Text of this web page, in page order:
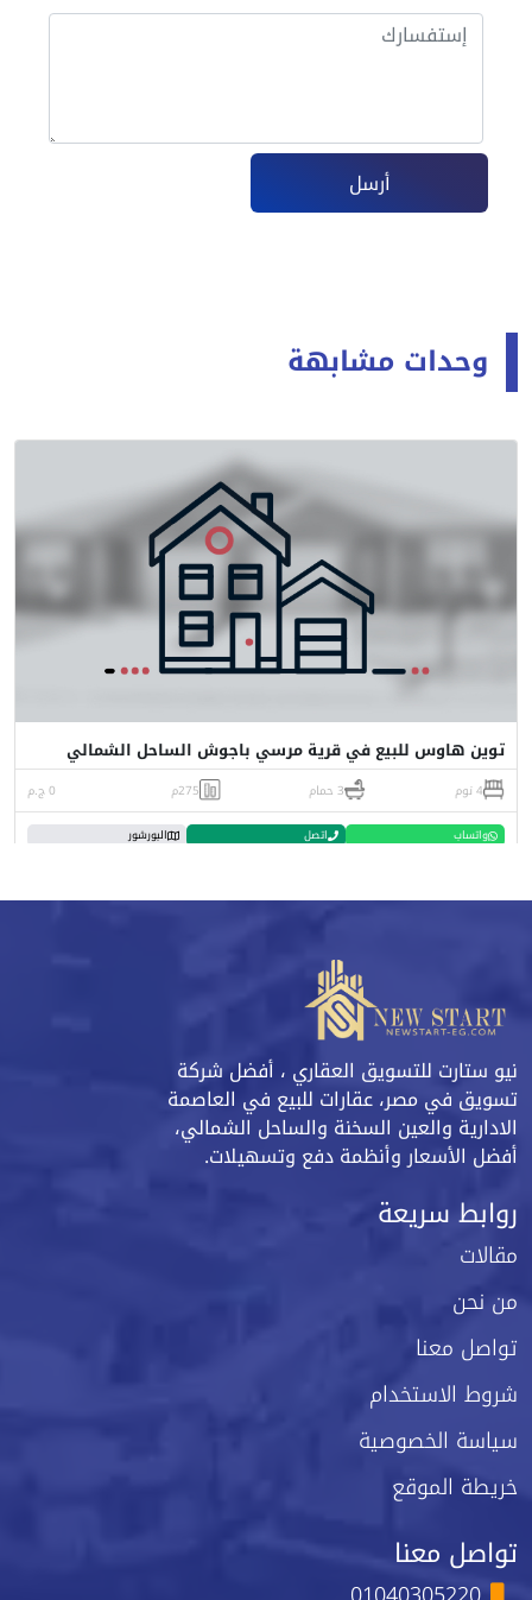
أرسل
وحدات مشابهة
توين هاوس للبيع في قرية مرسي باجوش الساحل الشمالي
4 نوم 3 حمام 275م 0 ج.م
واتساب اتصل البورشور
نيو ستارت للتسويق العقاري ، أفضل شركة
تسويق في مصر، عقارات للبيع في العاصمة
الادارية والعين السخنة والساحل الشمالي،
أفضل الأسعار وأنظمة دفع وتسهيلات.
روابط سريعة
مقالات
من نحن
تواصل معنا
شروط الاستخدام
سياسة الخصوصية
خريطة الموقع
تواصل معنا